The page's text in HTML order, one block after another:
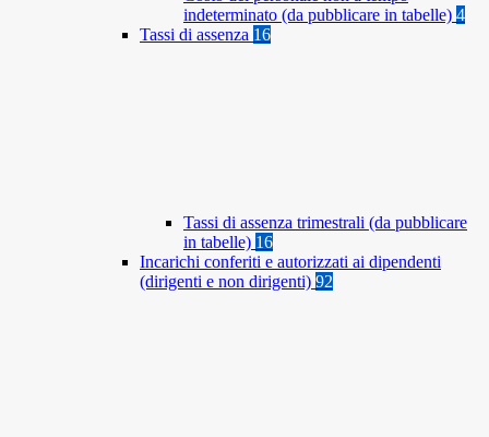
indeterminato (da pubblicare in tabelle) 4
Tassi di assenza 16
Tassi di assenza trimestrali (da pubblicare
in tabelle) 16
Incarichi conferiti e autorizzati ai dipendenti
(dirigenti e non dirigenti) 92